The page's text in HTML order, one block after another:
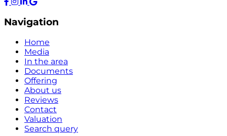
Navigation
Home
Media
In the area
Documents
Offering
About us
Reviews
Contact
Valuation
Search query